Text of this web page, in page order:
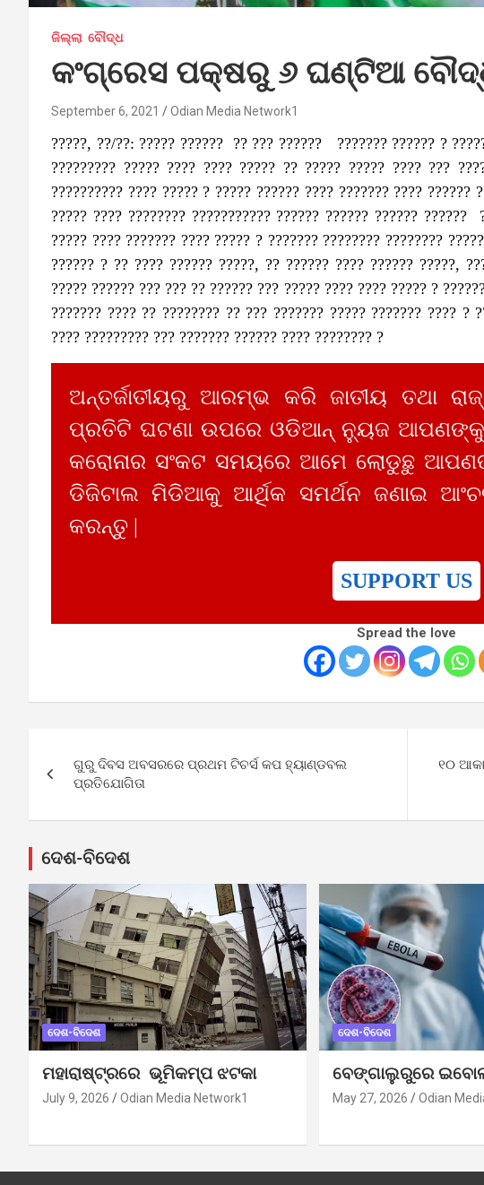
ଜିଲ୍ଲା ବୌଦ୍ଧ
କଂଗ୍ରେସ ପକ୍ଷରୁ ୬ ଘଣ୍ଟିଆ
September 6, 2021 Odian Media Network1
?????, ??/??: ????? ?????? ?? ??? ?????? ??????? ?????? ?
????????? ????? ???? ???? ????? ?? ????? ????? ???? ???
?????????? ???? ????? ? ????? ?????? ???? ??????? ???? ??????
????? ???? ???????? ??????????? ?????? ?????? ?????? ??????
????? ???? ??????? ???? ????? ? ??????? ???????? ????????
?????? ? ?? ???? ?????? ?????, ?? ?????? ???? ?????? ?????,
????? ?????? ??? ??? ?? ?????? ??? ????? ???? ???? ????? ?
??????? ???? ?? ???????? ?? ??? ??????? ????? ??????? ???? ?
???? ????????? ??? ??????? ?????? ???? ???????? ?
ଅନ୍ତର୍ଜାତୀୟରୁ ଆରମ୍ଭ କରି ଜାତୀୟ ତଥା
ପ୍ରତିଟି ଘଟଣା ଉପରେ ଓଡିଆନ୍ ନ୍ୟୁଜ ଆପଣଙ୍କୁ
କରୋନାର ସଂକଟ ସମୟରେ ଆମେ ଲୋଡୁଛୁ
ଡିଜିଟାଲ ମିଡିଆକୁ ଆର୍ଥିକ ସମର୍ଥନ ଜଣାଇ
କରନ୍ତୁ |
SUPPORT US
Spread the love
navigation
ଗୁରୁ ଦିବସ ଅବସରରେ ପ୍ରଥମ ଟିଚର୍ସ କପ ହ୍ୟାଣ୍ଡବଲ
ପ୍ରତିଯୋଗିତା
୧୦
ଦେଶ-ବିଦେଶ
ଦେଶ-ବିଦେଶ
ମହାରାଷ୍ଟ୍ରରେ ଭୂମିକମ୍ପ ଝଟକା
July 9, 2026 Odian Media Network1
ଦେଶ-ବିଦେଶ
ବେଙ୍ଗାଲୁରୁରେ
May 27, 2026 Odian